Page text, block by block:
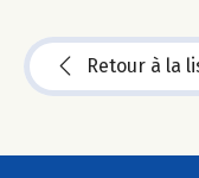
Retour à la